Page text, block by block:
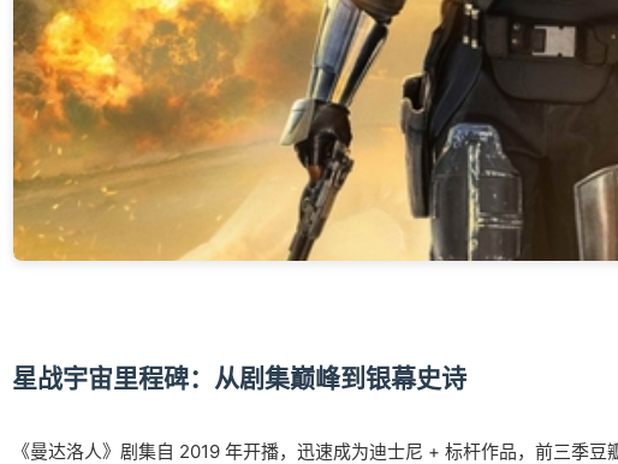
星战宇宙里程碑：从剧集巅峰到银幕史诗
《曼达洛人》剧集自 2019 年开播，迅速成为迪士尼 + 标杆作品，前三季